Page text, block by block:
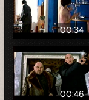
00:34
00:46